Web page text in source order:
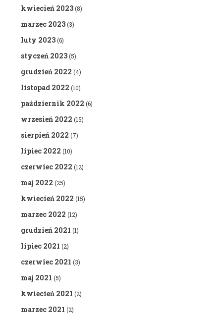
kwiecień 2023(8)
marzec 2023(3)
luty 2023(6)
styczeń 2023(5)
grudzień 2022 (4)
listopad 2022 (10)
październik 2022 (6)
wrzesień 2022 (15)
sierpień 2022 (7)
lipiec 2022 (10)
czerwiec 2022 (12)
maj 2022 (25)
kwiecień 2022 (15)
marzec 2022 (12)
grudzień 2021 (1)
lipiec 2021 (2)
czerwiec 2021 (3)
maj 2021 (5)
kwiecień 2021 (2)
marzec 2021 (2)